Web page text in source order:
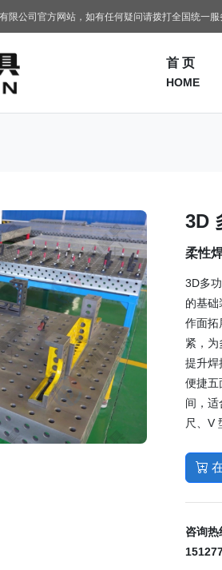
限公司官方网站，如有任何疑问请拨打全国统一服
首 页
HOME
3D
柔性
3D多
的基
作面拓
紧，
提升焊
便捷五
间，适
尺、V
咨询热